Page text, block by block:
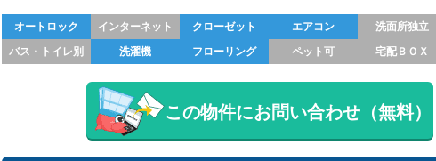
オートロック インターネット クローゼット エアコン
洗面所独立
バス・トイレ別
洗濯機 フローリング ペット可 宅配ＢＯＸ
この物件にお問い合わせ（無料）